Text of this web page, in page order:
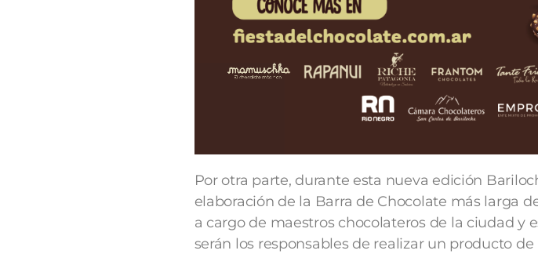
Por otra parte, durante esta nueva edición
elaboración de la Barra de Chocolate más larga
a cargo de maestros chocolateros de la ciudad y
serán los responsables de realizar un producto